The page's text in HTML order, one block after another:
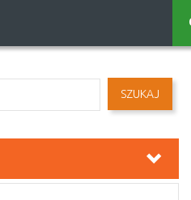
SZUKAJ